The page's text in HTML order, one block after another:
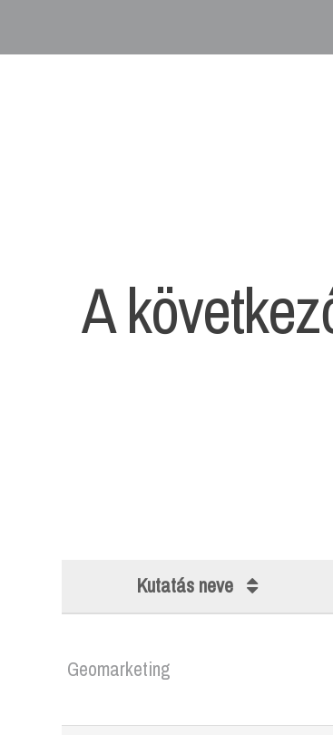
A
Kutatás neve
Geomarketing